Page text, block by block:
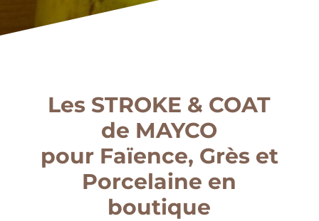
Les STROKE & COAT
de MAYCO
pour Faïence, Grès et
Porcelaine en
boutique